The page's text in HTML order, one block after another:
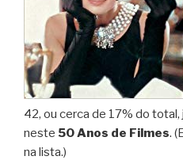
42, ou cerca de 17% do
neste 50 Anos de Filmes.
na lista.)